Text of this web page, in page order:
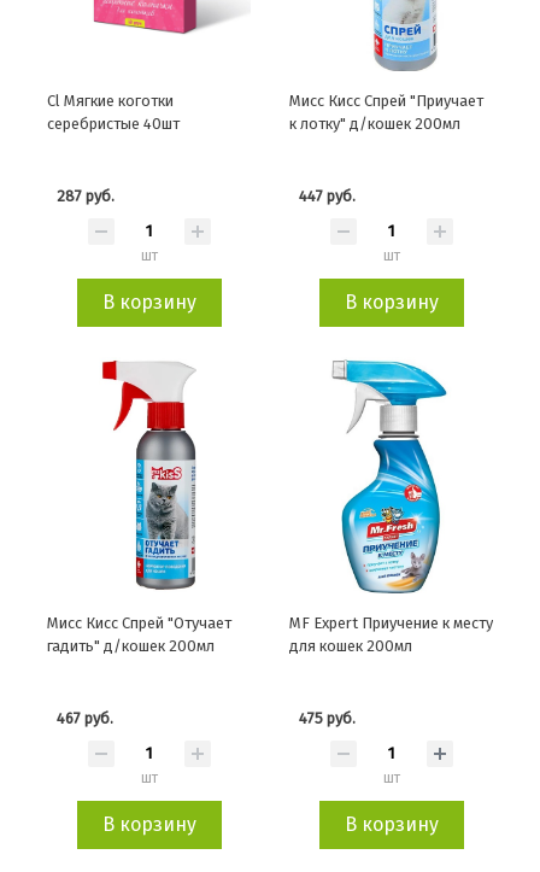
Cl Мягкие коготки
серебристые 40шт
287 руб.
шт
В корзину
Мисс Кисс Спрей "Приучает
к лотку" д/кошек 200мл
447 руб.
шт
В корзину
Мисс Кисс Спрей "Отучает
гадить" д/кошек 200мл
467 руб.
шт
В корзину
MF Expert Приучение к месту
для кошек 200мл
475 руб.
шт
В корзину